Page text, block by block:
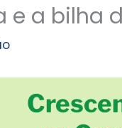
e a bilha